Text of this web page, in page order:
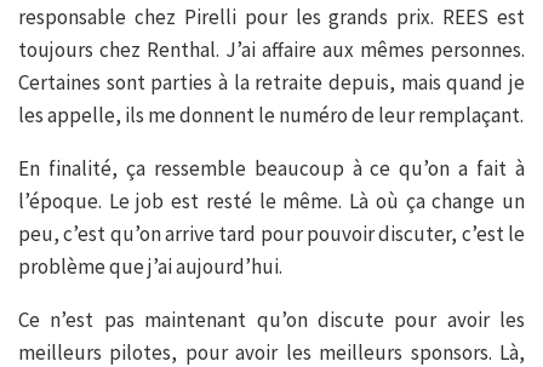
responsable chez Pirelli pour les grands prix. REES est
toujours chez Renthal. J’ai affaire aux mêmes personnes.
Certaines sont parties à la retraite depuis, mais quand je
les appelle, ils me donnent le numéro de leur remplaçant.
En finalité, ça ressemble beaucoup à ce qu’on a fait à
l’époque. Le job est resté le même. Là où ça change un
peu, c’est qu’on arrive tard pour pouvoir discuter, c’est le
problème que j’ai aujourd’hui.
Ce n’est pas maintenant qu’on discute pour avoir les
meilleurs pilotes, pour avoir les meilleurs sponsors. Là,